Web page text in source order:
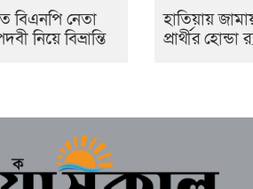
বিএনপি নেতা
নিয়ে বিভ্রান্তি
হাতিয়ায়
প্রার্থীর